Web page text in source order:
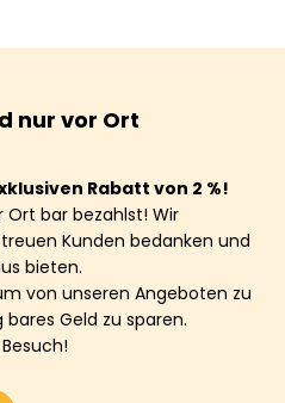
nur vor Ort
Rabatt von 2 %!
Ort bar bezahlst! Wir
Kunden bedanken und
bieten.
von unseren Angeboten zu
Geld zu sparen.